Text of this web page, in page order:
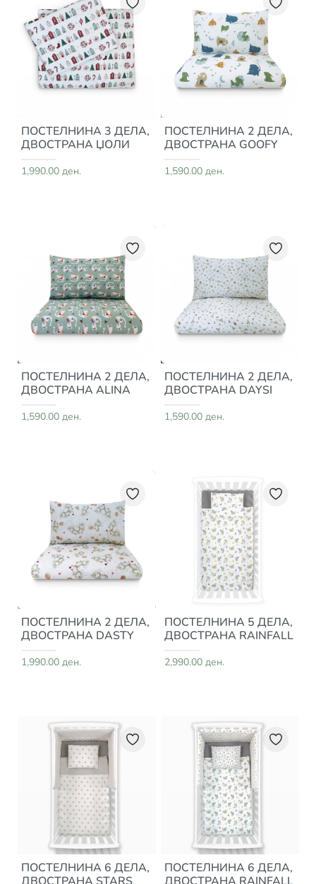
ПОСТЕЛНИНА 3 ДЕЛА,
ДВОСТРАНА ЏОЛИ
1,990.00 ден.
ПОСТЕЛНИНА 2 ДЕЛА,
ДВОСТРАНА GOOFY
1,590.00 ден.
ПОСТЕЛНИНА 2 ДЕЛА,
ДВОСТРАНА ALINA
1,590.00 ден.
ПОСТЕЛНИНА 2 ДЕЛА,
ДВОСТРАНА DAYSI
1,590.00 ден.
ПОСТЕЛНИНА 2 ДЕЛА,
ДВОСТРАНА DASTY
1,990.00 ден.
ПОСТЕЛНИНА 5 ДЕЛА,
ДВОСТРАНА RAINFALL
2,990.00 ден.
ПОСТЕЛНИНА 6 ДЕЛА,
ПОСТЕЛНИНА 6 ДЕЛА,